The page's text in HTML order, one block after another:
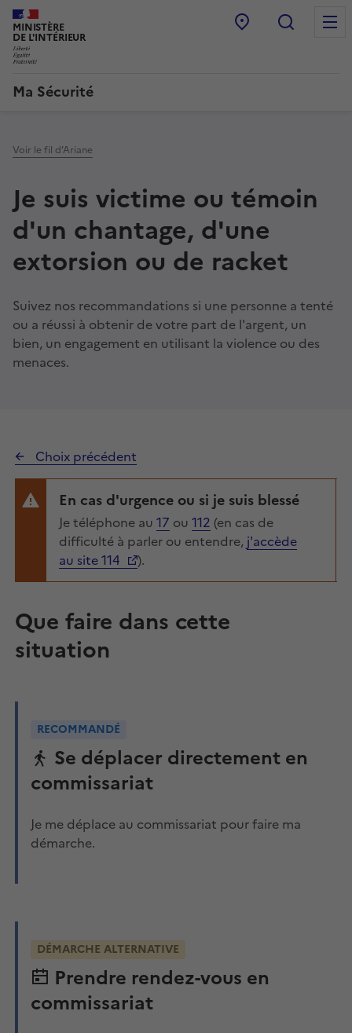
MINISTÈRE
DE L'INTÉRIEUR
Point d’accueil
Ma Sécurité
Voir le fil d’Ariane
Je suis victime ou témoin
d'un chantage, d'une
extorsion ou de racket
Suivez nos recommandations si une personne a tenté
ou a réussi à obtenir de votre part de l'argent, un
bien, un engagement en utilisant la violence ou des
menaces.
Choix précédent
En cas d'urgence ou si je suis blessé
Je téléphone au 17 ou 112 (en cas de
difficulté à parler ou entendre, j'accède
au site 114
).
Que faire dans cette
situation
RECOMMANDÉ
Se déplacer directement en
commissariat
Je me déplace au commissariat pour faire ma
démarche.
DÉMARCHE ALTERNATIVE
Prendre rendez-vous en
commissariat